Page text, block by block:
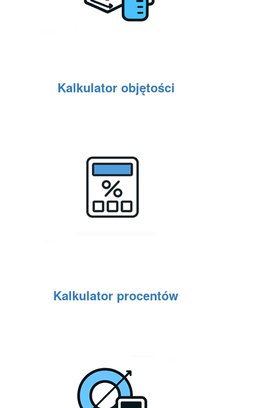
Kalkulator objętości
Kalkulator procentów